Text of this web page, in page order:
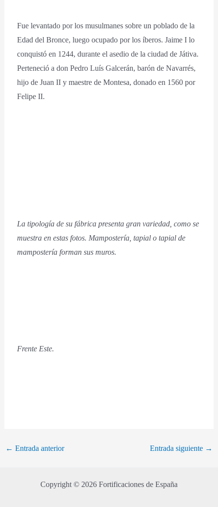
Fue levantado por los musulmanes sobre un poblado de la
Edad del Bronce, luego ocupado por los íberos. Jaime I lo
conquistó en 1244, durante el asedio de la ciudad de Játiva.
Perteneció a don Pedro Luís Galcerán, barón de Navarrés,
hijo de Juan II y maestre de Montesa, donado en 1560 por
Felipe II.
La tipología de su fábrica presenta gran variedad, como se
muestra en estas fotos. Mampostería, tapial o tapial de
mampostería forman sus muros.
Frente Este.
← Entrada anterior Entrada siguiente →
Copyright © 2026 Fortificaciones de España